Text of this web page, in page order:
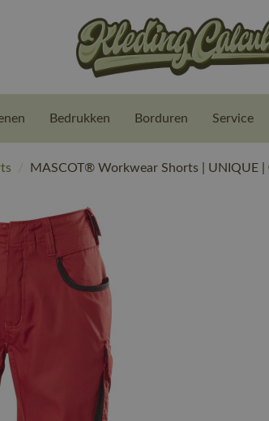
Bedrukken Borduren Service
/ MASCOT® Workwear Shorts | UNIQUE